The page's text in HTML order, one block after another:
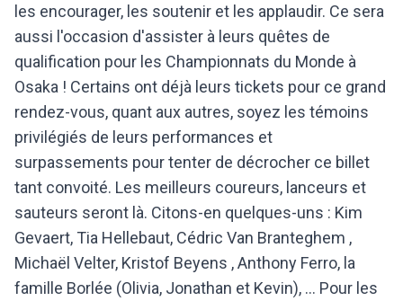
les encourager, les soutenir et les applaudir. Ce sera
aussi l'occasion d'assister à leurs quêtes de
qualification pour les Championnats du Monde à
Osaka ! Certains ont déjà leurs tickets pour ce grand
rendez-vous, quant aux autres, soyez les témoins
privilégiés de leurs performances et
surpassements pour tenter de décrocher ce billet
tant convoité. Les meilleurs coureurs, lanceurs et
sauteurs seront là. Citons-en quelques-uns : Kim
Gevaert, Tia Hellebaut, Cédric Van Branteghem ,
Michaël Velter, Kristof Beyens , Anthony Ferro, la
famille Borlée (Olivia, Jonathan et Kevin), … Pour les